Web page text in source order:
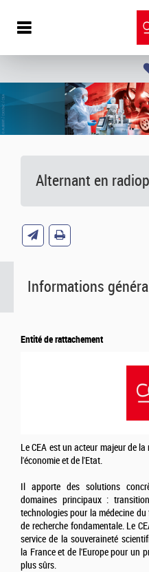
Alternant en
Informations
Entité de rattachement
Le CEA est un acteur majeur de
l'économie et de l'Etat.
Il apporte des solutions
domaines principaux :
technologies pour la médecine
de recherche fondamentale. Le
service de la souveraineté
la France et de l'Europe pour un
plus sûrs.